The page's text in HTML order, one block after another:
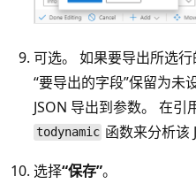
可选。 如果要导出所选
“要导出的字段”保留为未
JSON 导出到参数。 在引
todynamic 函数来分析该
选择“保存”。